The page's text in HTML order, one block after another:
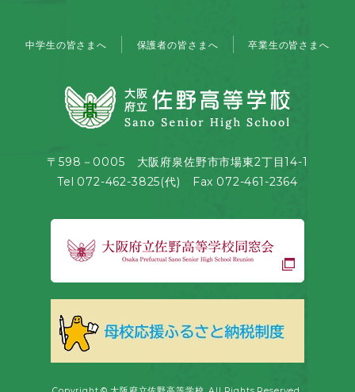
中学生の皆さまへ 保護者の皆さまへ 卒業生の皆さまへ
〒598－0005 大阪府泉佐野市市場東2丁目14-1
Tel 072-462-3825(代) Fax 072-461-2364